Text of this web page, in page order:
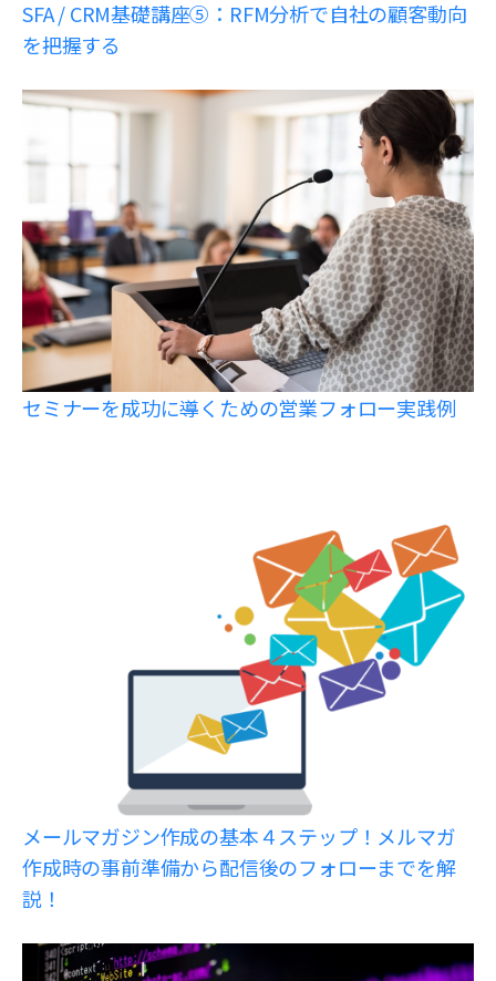
SFA / CRM基礎講座⑤：RFM分析で自社の顧客動向
を把握する
セミナーを成功に導くための営業フォロー実践例
メールマガジン作成の基本４ステップ！メルマガ
作成時の事前準備から配信後のフォローまでを解
説！